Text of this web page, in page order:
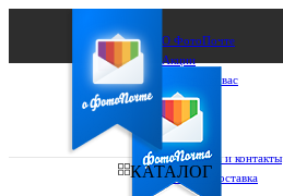
О ФотоПочте
Акции
Сделаем за вас
Бизнесу
FAQ
Франшиза
Поддержка и контакты
Оплата и доставка
КАТАЛОГ